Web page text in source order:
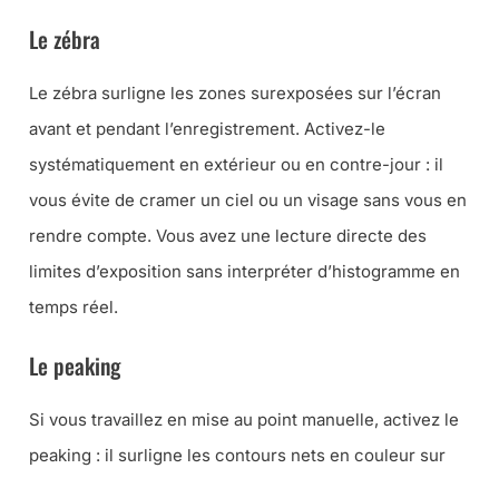
Le zébra
Le zébra surligne les zones surexposées sur l’écran
avant et pendant l’enregistrement. Activez-le
systématiquement en extérieur ou en contre-jour : il
vous évite de cramer un ciel ou un visage sans vous en
rendre compte. Vous avez une lecture directe des
limites d’exposition sans interpréter d’histogramme en
temps réel.
Le peaking
Si vous travaillez en mise au point manuelle, activez le
peaking : il surligne les contours nets en couleur sur